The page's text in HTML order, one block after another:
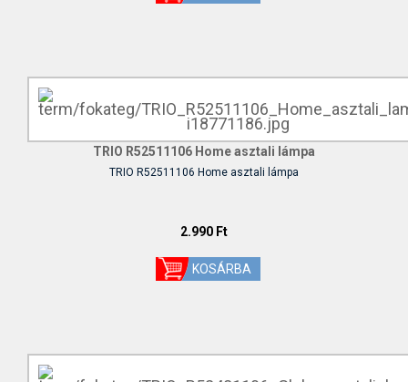
TRIO R52511106 Home asztali lámpa
TRIO R52511106 Home asztali lámpa
2.990 Ft